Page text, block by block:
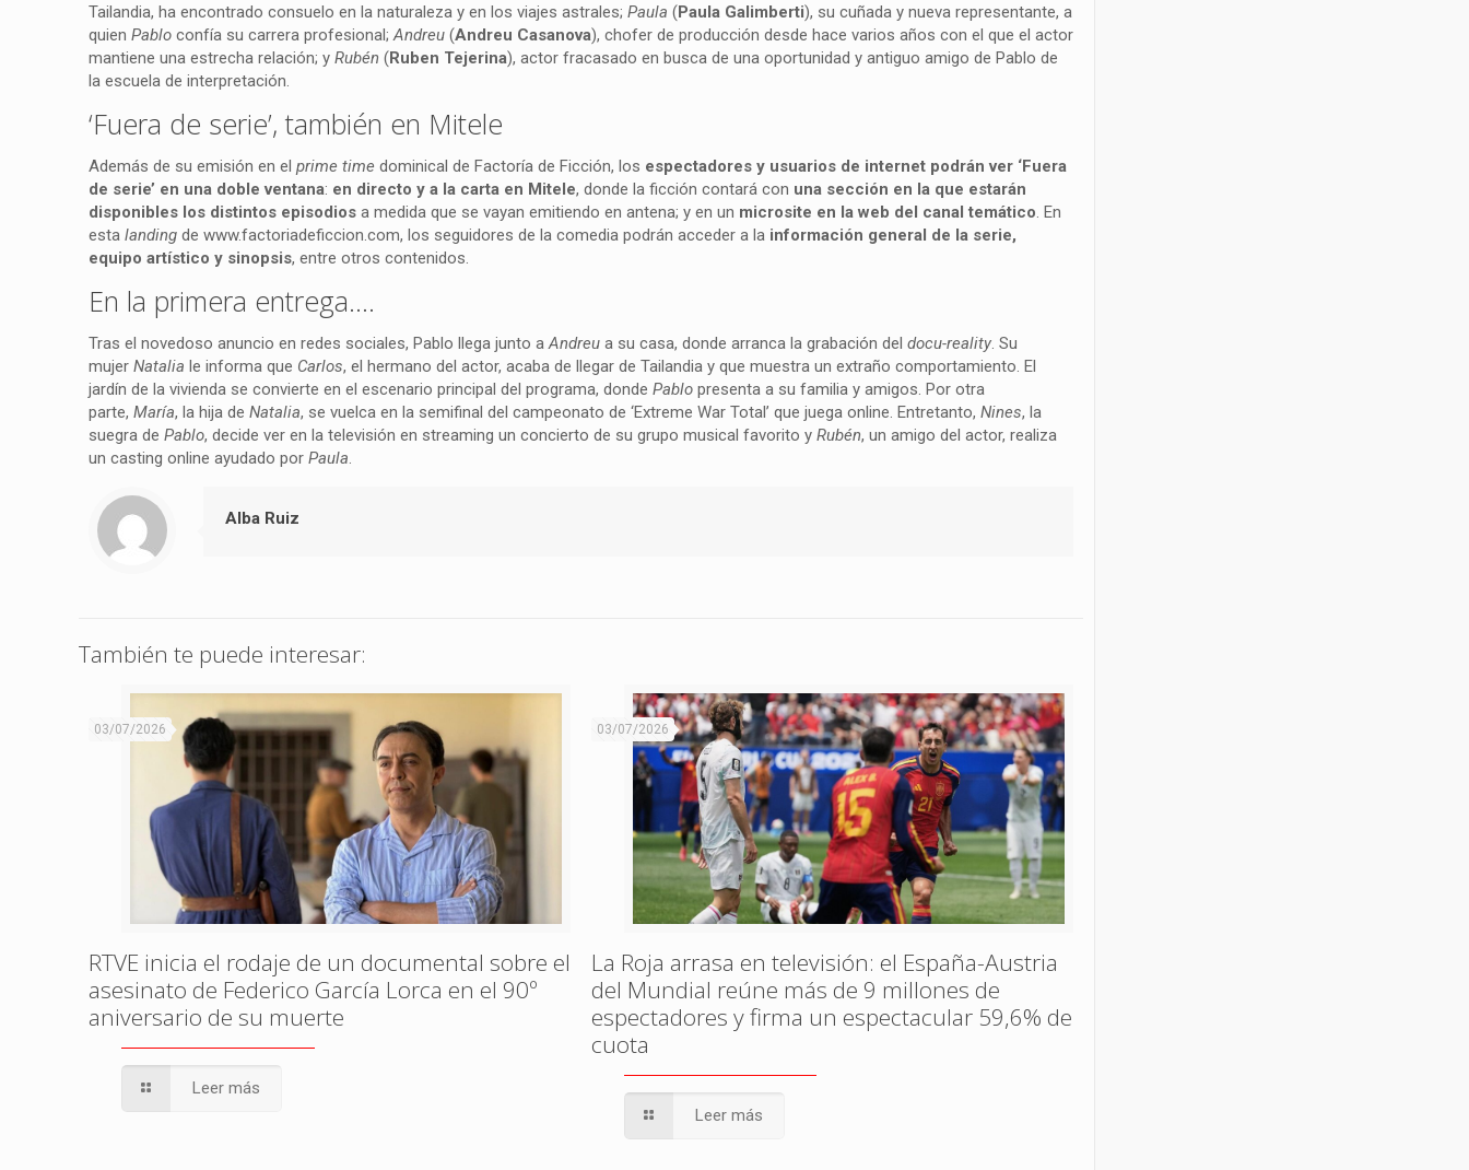
Tailandia, ha encontrado consuelo en la naturaleza y en los viajes astrales;Paula(Paula Galimberti), su cuñada y nueva representante, a
quienPablo confía su carrera profesional;Andreu (Andreu Casanova), chofer de producción desde hace varios años con el que el actor
mantiene una estrecha relación; yRubén (Ruben Tejerina), actor fracasado en busca de una oportunidad y antiguo amigo de Pablo de
la escuela de interpretación.
‘Fuera de serie’, también en Mitele
Además de su emisión en elprime time dominical de Factoría de Ficción, los espectadores y usuarios de internet podrán ver ‘Fuera
de serie’ en una doble ventana: en directo y a la carta en Mitele, donde la ficción contará con una sección en la que estarán
disponibles los distintos episodios a medida que se vayan emitiendo en antena; y en un microsite en la web del canal temático. En
estalanding de www.factoriadeficcion.com, los seguidores de la comedia podrán acceder a la información general de la serie,
equipo artístico y sinopsis, entre otros contenidos.
En la primera entrega….
Tras el novedoso anuncio en redes sociales, Pablo llega junto aAndreu a su casa, donde arranca la grabación deldocu-reality. Su
mujerNataliale informa que Carlos, el hermano del actor, acaba de llegar de Tailandia y que muestra un extraño comportamiento. El
jardín de la vivienda se convierte en el escenario principal del programa, dondePablo presenta a su familia y amigos. Por otra
parte,María, la hija deNatalia, se vuelca en la semifinal del campeonato de ‘Extreme War Total’ que juega online. Entretanto,Nines, la
suegra dePablo, decide ver en la televisión en streaming un concierto de su grupo musical favorito yRubén, un amigo del actor, realiza
un casting online ayudado porPaula.
Alba Ruiz
También te puede interesar:
03/07/2026
RTVE inicia el rodaje de un documental sobre el
asesinato de Federico García Lorca en el 90º
aniversario de su muerte
Leer más
03/07/2026
La Roja arrasa en televisión: el España-Austria
del Mundial reúne más de 9 millones de
espectadores y firma un espectacular 59,6% de
cuota
Leer más